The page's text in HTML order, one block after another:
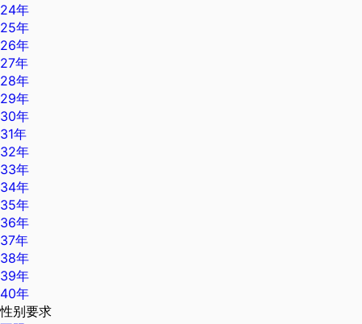
24年
25年
26年
27年
28年
29年
30年
31年
32年
33年
34年
35年
36年
37年
38年
39年
40年
性别要求